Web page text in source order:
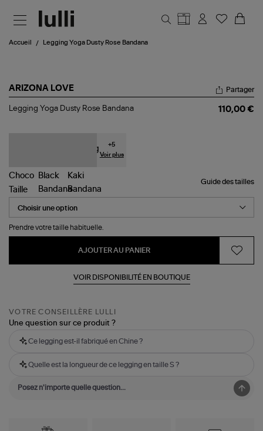
Accueil Legging Yoga Dusty Rose Bandana
ARIZONA LOVE
Legging
Partager
Legging Yoga Dusty Rose Bandana 110,00 €
+5
Voir plus
Guide des tailles
Taille
Prendre votre taille habituelle.
AJOUTER AU PANIER
VOIR DISPONIBILITÉ EN BOUTIQUE
VOTRE CONSEILLÈRE LULLI
Une question sur ce produit ?
Ce legging est-il fabriqué en Chine ?
Quelle est la longueur de ce legging en taille S ?